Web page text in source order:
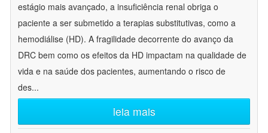
estágio mais avançado, a insuficiência renal obriga o
paciente a ser submetido a terapias substitutivas, como a
hemodiálise (HD). A fragilidade decorrente do avanço da
DRC bem como os efeitos da HD impactam na qualidade de
vida e na saúde dos pacientes, aumentando o risco de
des...
leia mais